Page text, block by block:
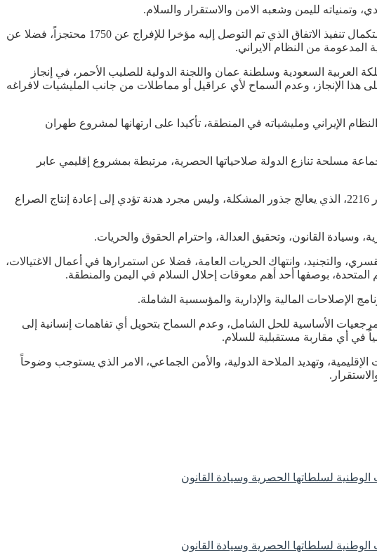
وتمنياته لليمن وشعبه الامن والاستقرار والسلام.
واستمع رئيس مجلس القيادة، من مبعوث الأمم المتحدة الى احاطة حول نتائج اتصالاته الاخيرة، خصوصا فيما يتعلق بمساعي استكمال تنفيذ الاتفاق الذي تم التوصل إليه مؤخرا للإفراج عن 1750 محتجزاً، فضلا عن
المدعومة من النظام الايراني.
السعودية وسلطنة عمان واللجنة الدولية للصليب الأحمر، في إنجاز
هذا الإنجاز، وعدم السماح لأي عراقيل أو مماطلات من جانب المليشيات لافراغه
الإيراني ومليشياته في المنطقة، تأكيدا على ارتهانها لمشروع طهران
مسلحة تنازع الدولة صلاحياتها الحصرية، مرتبطة بمشروع إقليمي عابر
وجدد فخامة الرئيس التزام مجلس القيادة والحكومة بنهج السلام المستدام القائم على المرجعيات المتفق عليها وخصوصا القرار 2216، الذي يعالج جذور المشكلة، وليس مجرد هدنة تؤدي إلى إعادة إنتاج الصراع
وسيادة القانون، وتحقيق العدالة، واحترام الحقوق والحريات.
والتجنيد، وانتهاك الحريات العامة، فضلا عن استمرارها في أعمال الاغتيالات،
المتحدة، بوصفها أحد أهم معوقات إحلال السلام في اليمن والمنطقة.
الإصلاحات المالية والإدارية والمؤسسية الشاملة.
الأساسية للحل الشامل، وعدم السماح بتحويل أي تفاهمات إنسانية إلى
في أي مقاربة مستقبلية للسلام.
وتهديد الملاحة الدولية، والأمن الجماعي، الامر الذي يستوجب وضوحاً